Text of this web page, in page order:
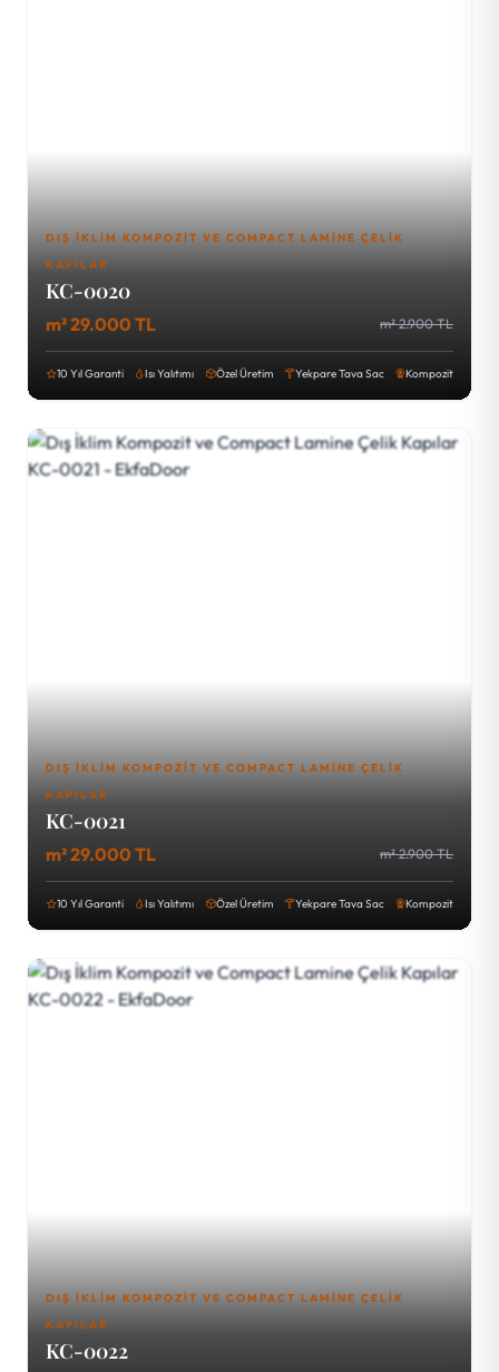
DIŞ İKLIM KOMPOZIT VE COMPACT LAMINE ÇELIK
KAPILAR
KC-0020
m² 29.000 TL m² 2.900 TL
10 Yıl Garanti Isı Yalıtımı Özel Üretim Yekpare Tava Sac Kompozit
DIŞ İKLIM KOMPOZIT VE COMPACT LAMINE ÇELIK
KAPILAR
KC-0021
m² 29.000 TL m² 2.900 TL
10 Yıl Garanti Isı Yalıtımı Özel Üretim Yekpare Tava Sac Kompozit
DIŞ İKLIM KOMPOZIT VE COMPACT LAMINE ÇELIK
KAPILAR
KC-0022